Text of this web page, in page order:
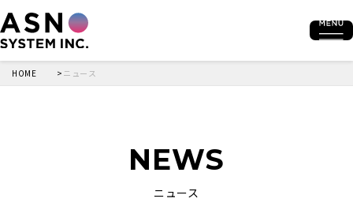
HOME ニュース
NEWS
ニュース